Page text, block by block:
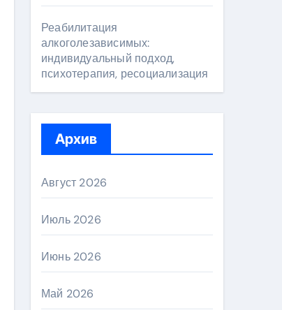
Реабилитация
алкоголезависимых:
индивидуальный подход,
психотерапия, ресоциализация
Архив
Август 2026
Июль 2026
Июнь 2026
Май 2026